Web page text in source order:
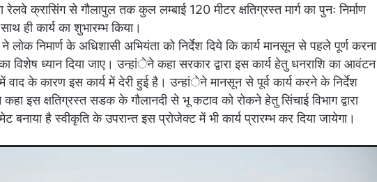
क्रासिंग से गौलापुल तक कुल लम्बाई 120 मीटर क्षतिग्रस्त मार्ग का पुनः निर्माण
ही कार्य का शुभारम्भ किया।
निमार्ण के अधिशासी अभियंता को निर्देश दिये कि कार्य मानसून से पहले पूर्ण करना
विशेष ध्यान दिया जाए। उन्हांेने कहा सरकार द्वारा इस कार्य हेतु धनराशि का आवंटन
वाद के कारण इस कार्य में देरी हुई है। उन्हांेने मानसून से पूर्व कार्य करने के निर्देश
कहा इस क्षतिग्रस्त सडक के गौलानदी से भू कटाव को रोकने हेतु सिंचाई विभाग द्वारा
है स्वीकृति के उपरान्त इस प्रोजेक्ट में भी कार्य प्रारम्भ कर दिया जायेगा।